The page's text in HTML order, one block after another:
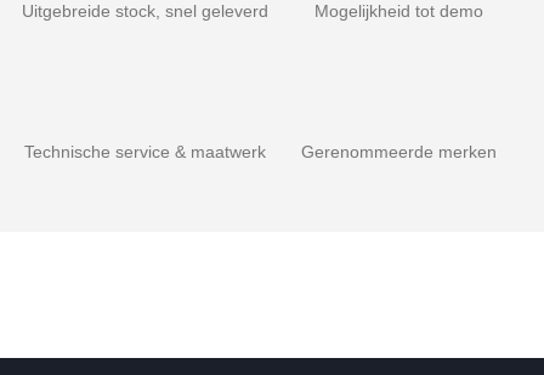
Uitgebreide stock, snel geleverd Mogelijkheid tot demo
Technische service & maatwerk Gerenommeerde merken